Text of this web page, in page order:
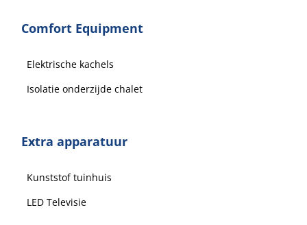
Comfort Equipment
Elektrische kachels
Isolatie onderzijde chalet
Extra apparatuur
Kunststof tuinhuis
LED Televisie